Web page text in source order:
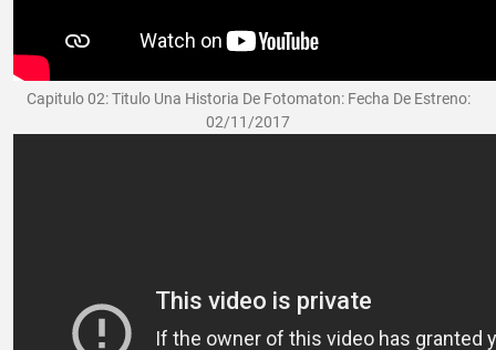
Capitulo 02: Titulo Una Historia De Fotomaton: Fecha De Estreno:
02/11/2017